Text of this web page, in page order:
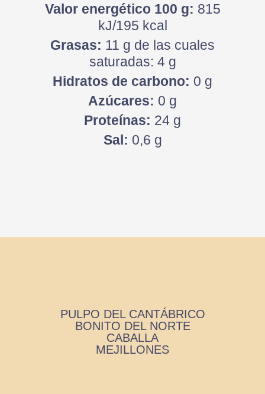
Valor energético 100 g: 815
kJ/195 kcal
Grasas: 11 g de las cuales
saturadas: 4 g
Hidratos de carbono: 0 g
Azúcares: 0 g
Proteínas: 24 g
Sal: 0,6 g
PULPO DEL CANTÁBRICO
BONITO DEL NORTE
CABALLA
MEJILLONES